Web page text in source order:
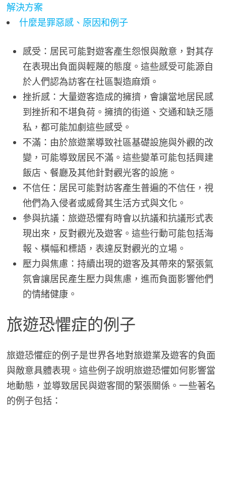
解決方案
什麼是罪惡感、原因和例子
感受：居民可能對遊客產生怨恨與敵意，對其存
在表現出負面與輕蔑的態度。這些感受可能源自
於人們認為訪客在社區製造麻煩。
挫折感：大量遊客造成的擁擠，會讓當地居民感
到挫折和不堪負荷。擁擠的街道、交通和缺乏隱
私，都可能加劇這些感受。
不滿：由於旅遊業導致社區基礎設施與外觀的改
變，可能導致居民不滿。這些變革可能包括興建
飯店、餐廳及其他針對觀光客的設施。
不信任：居民可能對訪客產生普遍的不信任，視
他們為入侵者或威脅其生活方式與文化。
參與抗議：旅遊恐懼有時會以抗議和抗議形式表
現出來，反對觀光及遊客。這些行動可能包括海
報、橫幅和標語，表達反對觀光的立場。
壓力與焦慮：持續出現的遊客及其帶來的緊張氣
氛會讓居民產生壓力與焦慮，進而負面影響他們
的情緒健康。
旅遊恐懼症的例子
旅遊恐懼症的例子是世界各地對旅遊業及遊客的負面
與敵意具體表現。這些例子說明旅遊恐懼如何影響當
地動態，並導致居民與遊客間的緊張關係。一些著名
的例子包括：